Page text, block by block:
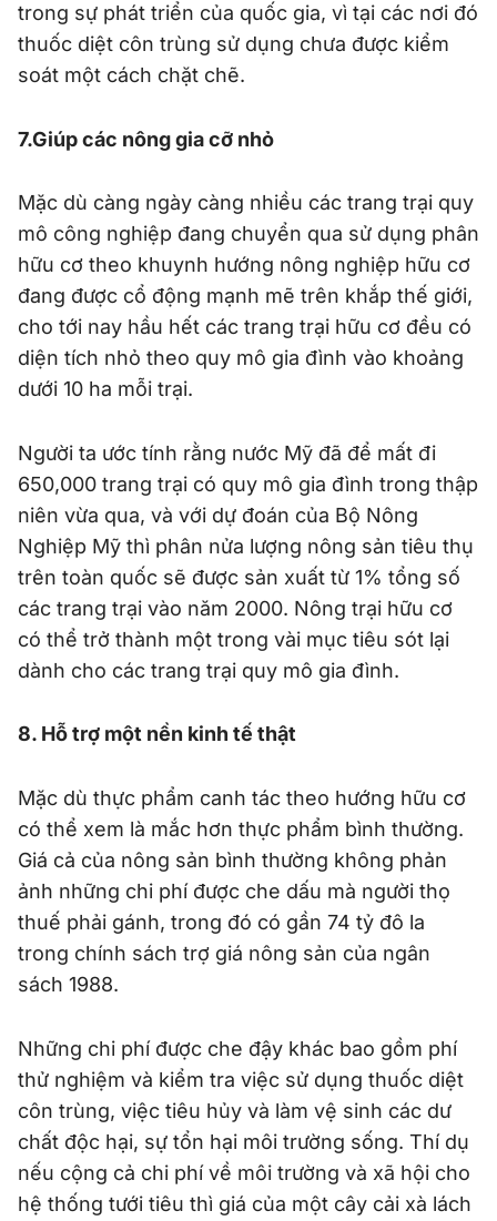
trong sự phát triển của quốc gia, vì tại các nơi đó
thuốc diệt côn trùng sử dụng chưa được kiểm
soát một cách chặt chẽ.
7.Giúp các nông gia cỡ nhỏ
Mặc dù càng ngày càng nhiều các trang trại quy
mô công nghiệp đang chuyển qua sử dụng phân
hữu cơ theo khuynh hướng nông nghiệp hữu cơ
đang được cổ động mạnh mẽ trên khắp thế giới,
cho tới nay hầu hết các trang trại hữu cơ đều có
diện tích nhỏ theo quy mô gia đình vào khoảng
dưới 10 ha mỗi trại.
Người ta ước tính rằng nước Mỹ đã để mất đi
650,000 trang trại có quy mô gia đình trong thập
niên vừa qua, và với dự đoán của Bộ Nông
Nghiệp Mỹ thì phân nửa lượng nông sản tiêu thụ
trên toàn quốc sẽ được sản xuất từ 1% tổng số
các trang trại vào năm 2000. Nông trại hữu cơ
có thể trở thành một trong vài mục tiêu sót lại
dành cho các trang trại quy mô gia đình.
8. Hỗ trợ một nền kinh tế thật
Mặc dù thực phẩm canh tác theo hướng hữu cơ
có thể xem là mắc hơn thực phẩm bình thường.
Giá cả của nông sản bình thường không phản
ảnh những chi phí được che dấu mà người thọ
thuế phải gánh, trong đó có gần 74 tỷ đô la
trong chính sách trợ giá nông sản của ngân
sách 1988.
Những chi phí được che đậy khác bao gồm phí
thử nghiệm và kiểm tra việc sử dụng thuốc diệt
côn trùng, việc tiêu hủy và làm vệ sinh các dư
chất độc hại, sự tổn hại môi trường sống. Thí dụ
nếu cộng cả chi phí về môi trường và xã hội cho
hệ thống tưới tiêu thì giá của một cây cải xà lách